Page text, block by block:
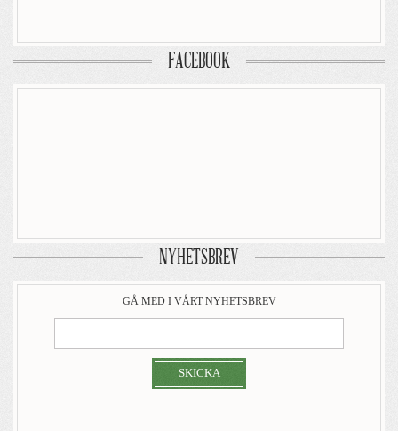
FACEBOOK
NYHETSBREV
GÅ MED I VÅRT NYHETSBREV
SKICKA